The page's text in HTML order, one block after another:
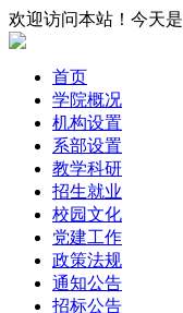
欢迎访问本站！今天是
首页
学院概况
机构设置
系部设置
教学科研
招生就业
校园文化
党建工作
政策法规
通知公告
招标公告